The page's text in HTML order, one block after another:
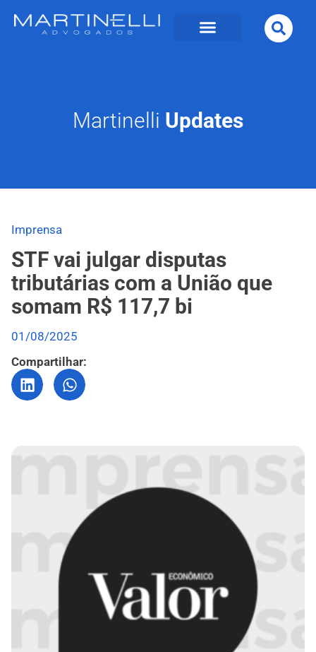
Martinelli Updates
Imprensa
STF vai julgar disputas
tributárias com a União que
somam R$ 117,7 bi
01/08/2025
Compartilhar: